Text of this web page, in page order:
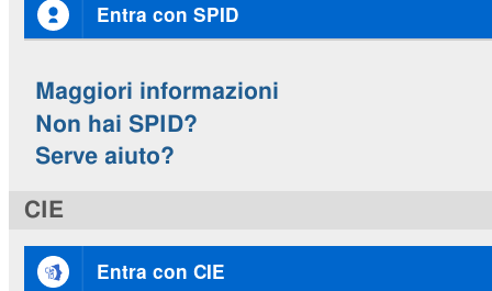
Entra con SPID
Maggiori informazioni
Non hai SPID?
Serve aiuto?
CIE
Entra con CIE